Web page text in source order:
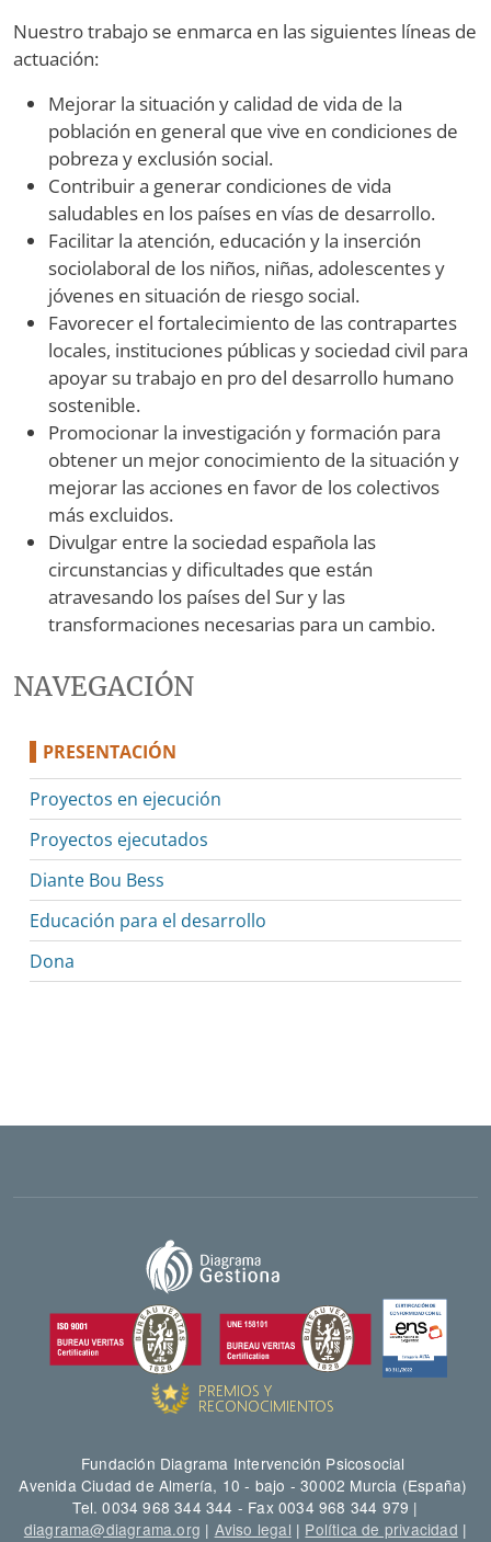
Nuestro trabajo se enmarca en las siguientes líneas de
actuación:
Mejorar la situación y calidad de vida de la
población en general que vive en condiciones de
pobreza y exclusión social.
Contribuir a generar condiciones de vida
saludables en los países en vías de desarrollo.
Facilitar la atención, educación y la inserción
sociolaboral de los niños, niñas, adolescentes y
jóvenes en situación de riesgo social.
Favorecer el fortalecimiento de las contrapartes
locales, instituciones públicas y sociedad civil para
apoyar su trabajo en pro del desarrollo humano
sostenible.
Promocionar la investigación y formación para
obtener un mejor conocimiento de la situación y
mejorar las acciones en favor de los colectivos
más excluidos.
Divulgar entre la sociedad española las
circunstancias y dificultades que están
atravesando los países del Sur y las
transformaciones necesarias para un cambio.
NAVEGACIÓN
PRESENTACIÓN
Proyectos en ejecución
Proyectos ejecutados
Diante Bou Bess
Educación para el desarrollo
Dona
Fundación Diagrama Intervención Psicosocial
Avenida Ciudad de Almería, 10 - bajo - 30002 Murcia (España)
Tel. 0034 968 344 344 - Fax 0034 968 344 979 |
diagrama@diagrama.org | Aviso legal | Política de privacidad |